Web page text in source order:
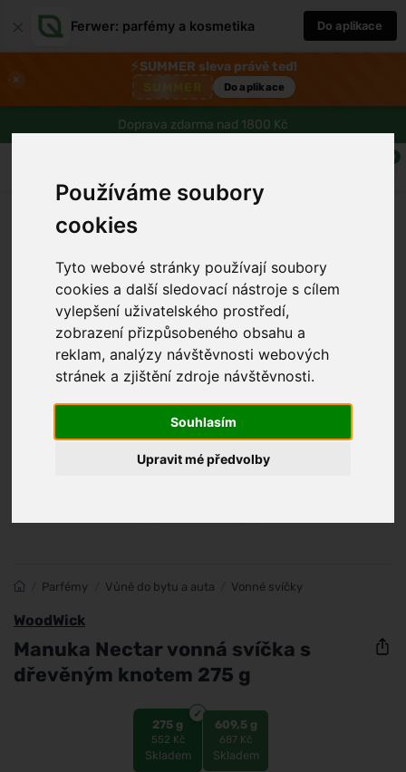
Používáme soubory
cookies
Tyto webové stránky používají soubory
cookies a další sledovací nástroje s cílem
vylepšení uživatelského prostředí,
zobrazení přizpůsobeného obsahu a
reklam, analýzy návštěvnosti webových
stránek a zjištění zdroje návštěvnosti.
Souhlasím
Upravit mé předvolby
Ferwer: parfémy a kosmetika Do aplikace
×
⚡SUMMER sleva právě teď!
Do aplikace
Doprava zdarma nad 1800 Kč
0
Parfémy Vůně do bytu a auta Vonné svíčky
WoodWick
Manuka Nectar vonná svíčka s
dřevěným knotem 275 g
275 g
552 Kč
Skladem
609,5 g
687 Kč
Skladem